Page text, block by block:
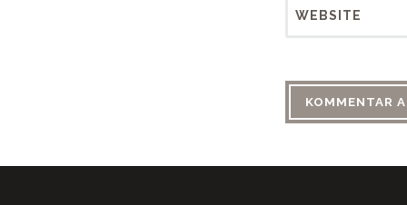
WEBSITE